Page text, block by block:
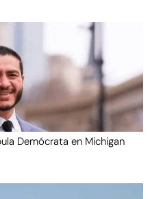
Demócrata en Michigan